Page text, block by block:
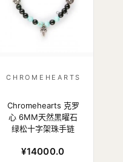
CHROMEHEARTS
Chromehearts 克罗
心 6MM天然黑曜石
绿松十字架珠手链
¥14000.0